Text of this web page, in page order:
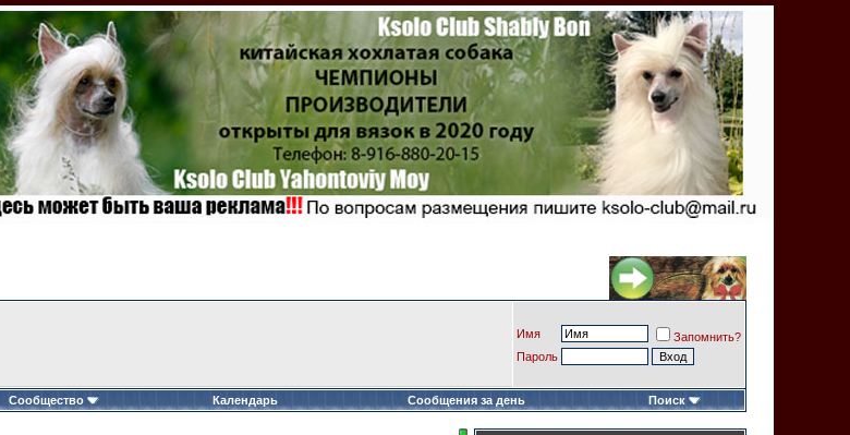
Имя
Запомнить?
Пароль
Сообщество Календарь Сообщения за день Поиск